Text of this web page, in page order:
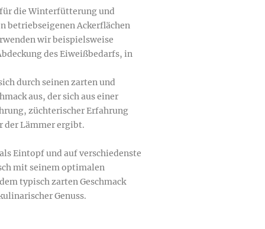
die Winterfütterung und
betriebseigenen Ackerflächen
wir beispielsweise
des Eiweißbedarfs, in
durch seinen zarten und
aus, der sich aus einer
züchterischer Erfahrung
der Lämmer ergibt.
Eintopf und auf verschiedenste
mit seinem optimalen
typisch zarten Geschmack
Genuss.